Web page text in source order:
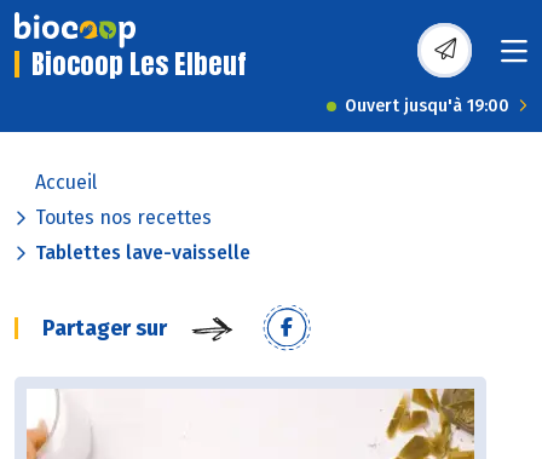
Biocoop Les Elbeuf
Ouvert jusqu'à 19:00
Accueil
Toutes nos recettes
Tablettes lave-vaisselle
Partager sur